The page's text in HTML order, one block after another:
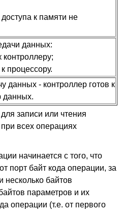
к памяти не
данных:
контроллеру;
процессору.
данных - контроллер готов к
данных.
записи или чтения
всех операциях
начинается с того, что
порт байт кода операции, за
несколько байтов
параметров и их
операции (т.е. от первого